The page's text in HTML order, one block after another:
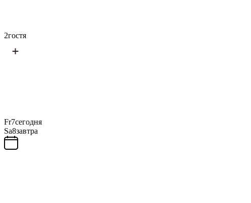
2гостя
Fr7сегодня
Sa8завтра